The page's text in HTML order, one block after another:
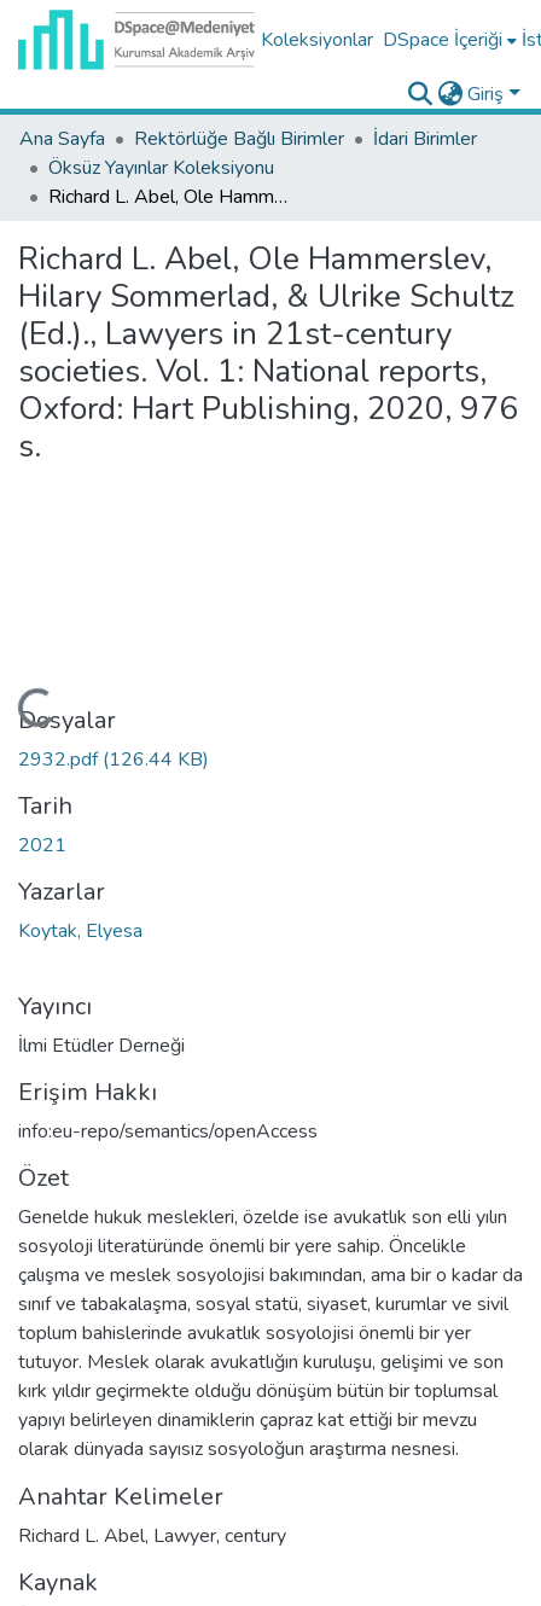
Koleksiyonlar DSpace İçeriği
Giriş
Ana Sayfa
Rektörlüğe Bağlı Birimler
İdari Birimler
Öksüz Yayınlar Koleksiyonu
Richard L. Abel, Ole Hammerslev, Hilary Sommerlad, & Ulrike Schultz (Ed.)., Lawyers in 21st-century societies. Vol. 1: National reports, Oxford: Hart Publishing, 2020, 976 s.
Richard L. Abel, Ole Hammerslev,
Hilary Sommerlad, & Ulrike Schultz
(Ed.)., Lawyers in 21st-century
societies. Vol. 1: National reports,
Oxford: Hart Publishing, 2020, 976
s.
Yükleniyor...
Dosyalar
2932.pdf(126.44 KB)
Tarih
2021
Yazarlar
Koytak, Elyesa
Yayıncı
İlmi Etüdler Derneği
Erişim Hakkı
info:eu-repo/semantics/openAccess
Özet
Genelde hukuk meslekleri, özelde ise avukatlık son elli yılın
sosyoloji literatüründe önemli bir yere sahip. Öncelikle
çalışma ve meslek sosyolojisi bakımından, ama bir o kadar da
sınıf ve tabakalaşma, sosyal statü, siyaset, kurumlar ve sivil
toplum bahislerinde avukatlık sosyolojisi önemli bir yer
tutuyor. Meslek olarak avukatlığın kuruluşu, gelişimi ve son
kırk yıldır geçirmekte olduğu dönüşüm bütün bir toplumsal
yapıyı belirleyen dinamiklerin çapraz kat ettiği bir mevzu
olarak dünyada sayısız sosyoloğun araştırma nesnesi.
Anahtar Kelimeler
Richard L. Abel, Lawyer, century
Kaynak